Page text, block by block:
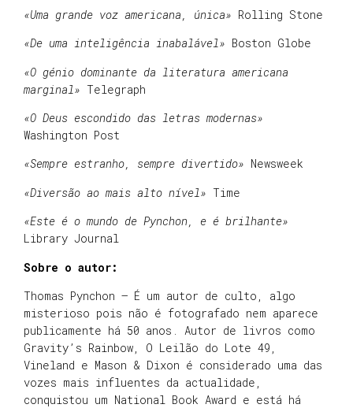
«Uma grande voz americana, única» Rolling Stone
«De uma inteligência inabalável» Boston Globe
«O génio dominante da literatura americana
marginal» Telegraph
«O Deus escondido das letras modernas»
Washington Post
«Sempre estranho, sempre divertido» Newsweek
«Diversão ao mais alto nível» Time
«Este é o mundo de Pynchon, e é brilhante»
Library Journal
Sobre o autor:
Thomas Pynchon – É um autor de culto, algo
misterioso pois não é fotografado nem aparece
publicamente há 50 anos. Autor de livros como
Gravity’s Rainbow, O Leilão do Lote 49,
Vineland e Mason & Dixon é considerado uma das
vozes mais influentes da actualidade,
conquistou um National Book Award e está há